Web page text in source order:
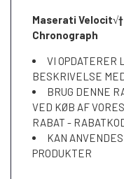
Maserati
Chronograph
VI OPDATERER
BESKRIVELSE
BRUG DENNE
VED KØB AF
RABAT -
KAN
PRODUKTER